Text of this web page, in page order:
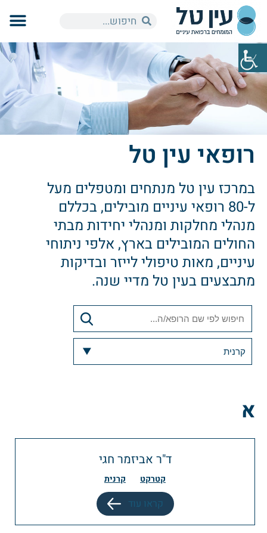
רופאי עין טל
במרכז עין טל מנתחים ומטפלים מעל
ל-80 רופאי עיניים מובילים, בכללם
מנהלי מחלקות ומנהלי יחידות מבתי
החולים המובילים בארץ, אלפי ניתוחי
עיניים, מאות טיפולי לייזר ובדיקות
מתבצעים בעין טל מדיי שנה.
א
ד"ר אביזמר חגי
קטרקט קרנית
קראו עוד